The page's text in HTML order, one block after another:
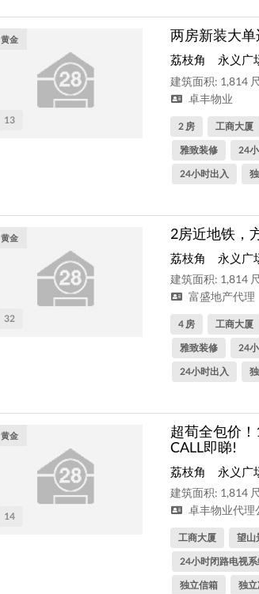
13
黄金 两房新装大单
荔枝角 永义广
建筑面积: 1,814 尺
卓丰物业
2 房 工商大厦
雅致装修
24
24小时出入
32
黄金 2房近地铁，
荔枝角 永义广
建筑面积: 1,814 尺
富盛地产代理
4 房 工商大厦
雅致装修
24
24小时出入
14
黄金
超荀全包价
CALL即睇!
荔枝角 永义广
建筑面积: 1,814 尺
卓丰物业代理
工商大厦 望山
24小时闭路电视系
独立信箱
独